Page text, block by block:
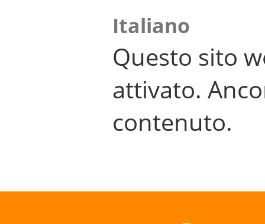
Italiano
Questo sito
attivato.
contenuto.